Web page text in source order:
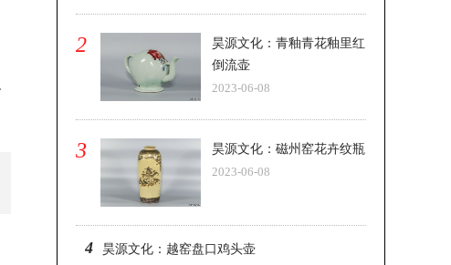
2
昊源文化：青釉青花釉里红
倒流壶
2023-06-08
3
昊源文化：磁州窑花卉纹瓶
2023-06-08
4 昊源文化：越窑盘口鸡头壶